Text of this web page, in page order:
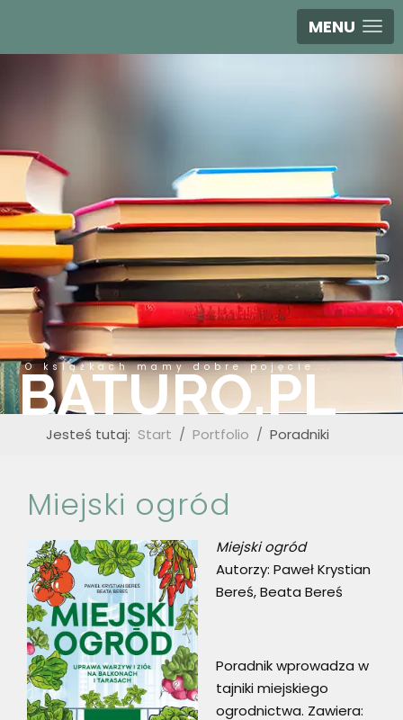
MENU
BATURO.PL
O książkach mamy dobre pojęcie...
Jesteś tutaj: Start Portfolio Poradniki
Miejski ogród
Miejski ogród
Autorzy: Paweł Krystian
Bereś, Beata Bereś
Poradnik wprowadza w
tajniki miejskiego
ogrodnictwa. Zawiera: